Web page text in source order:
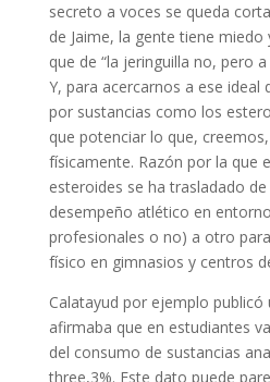
secreto a voces se queda
de Jaime, la gente tiene
que de “la jeringuilla no, pero
Y, para acercarnos a ese
por sustancias como los
que potenciar lo que,
físicamente. Razón por la que
esteroides se ha trasladado
desempeño atlético en
profesionales o no) a otro
físico en gimnasios y centros
Calatayud por ejemplo
afirmaba que en estudiantes
del consumo de sustancias
three,3%. Este dato puede